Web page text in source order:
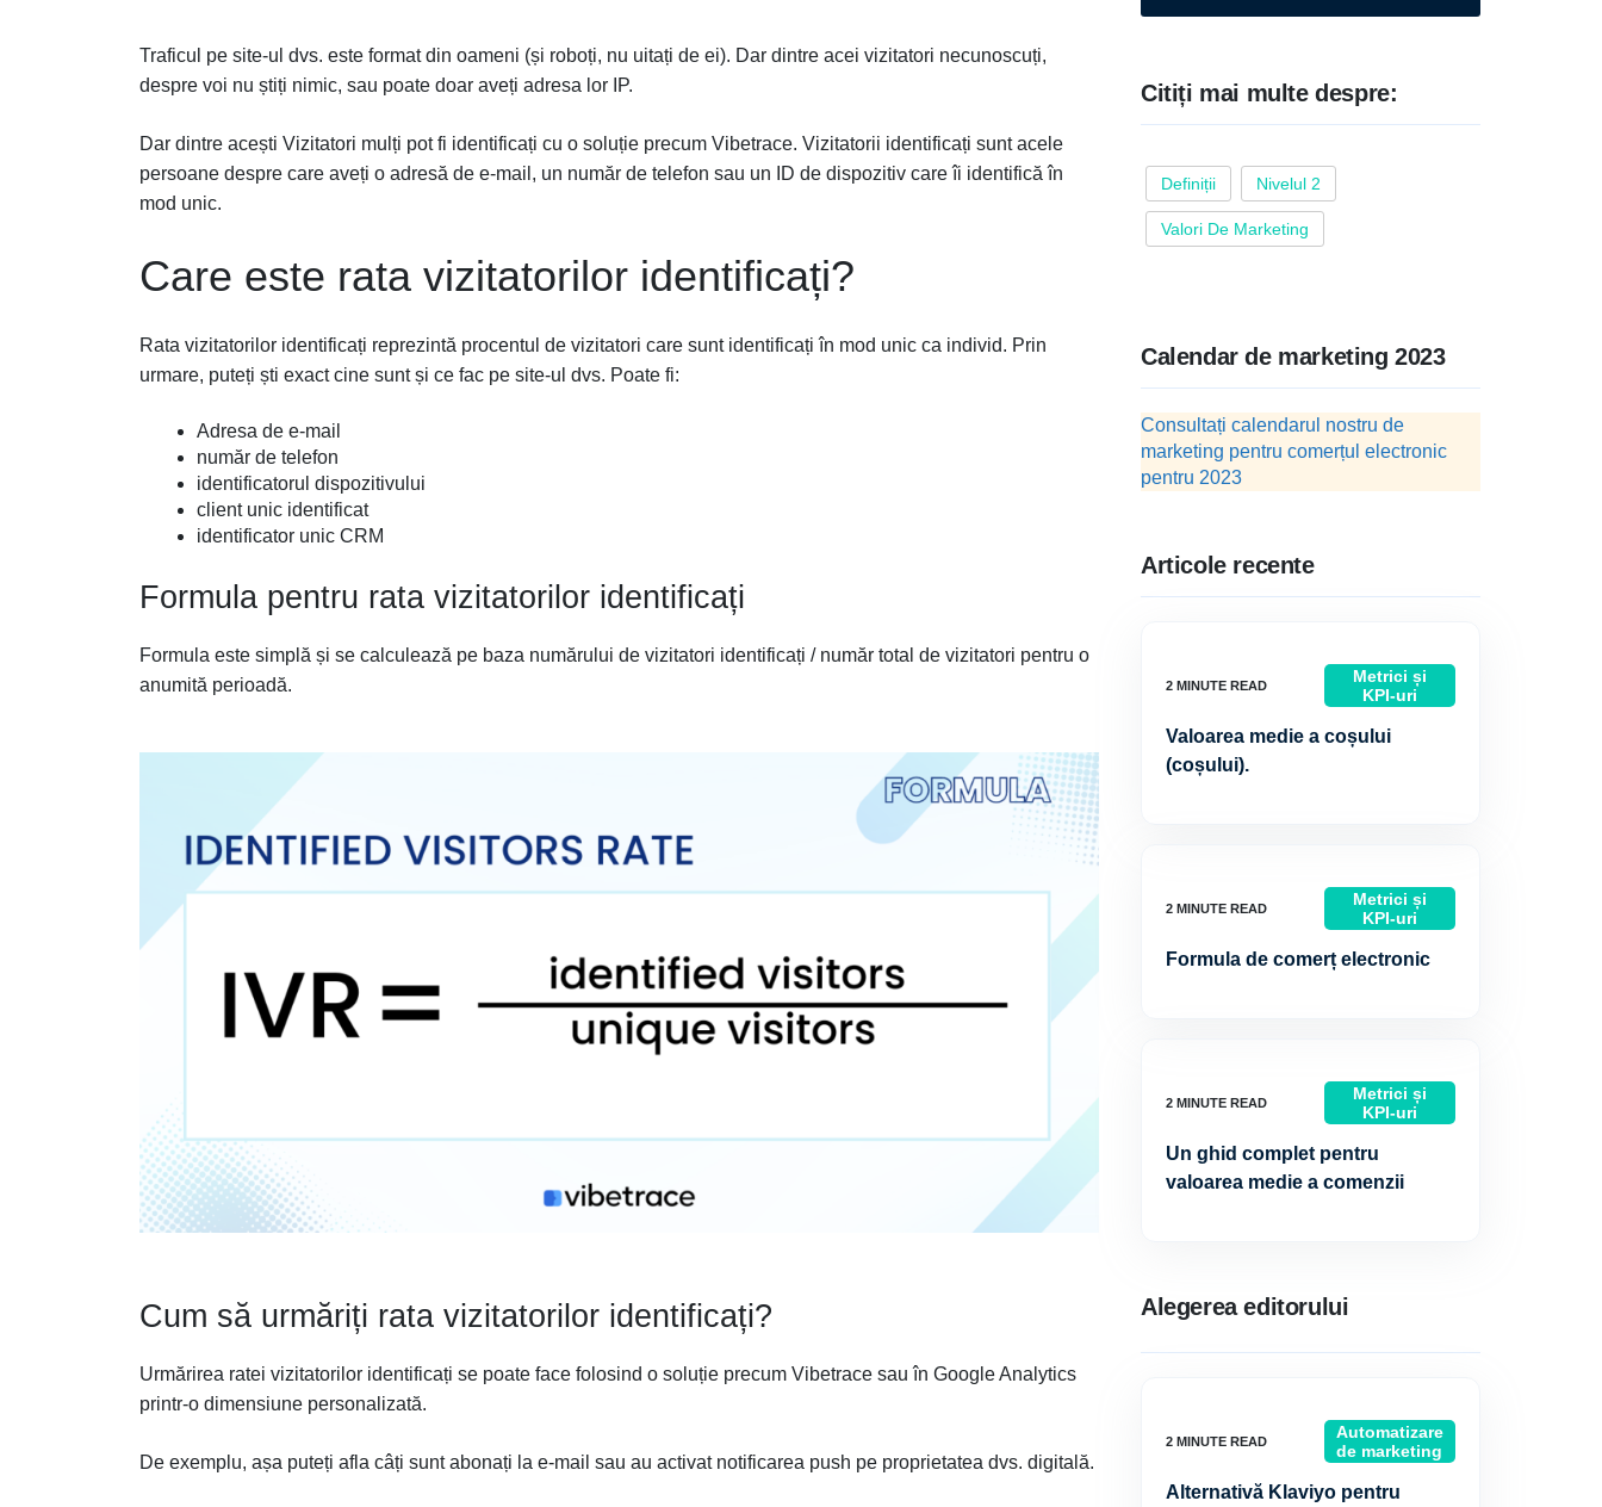
Traficul pe site-ul dvs. este format din oameni (și roboți, nu uitați de ei). Dar dintre acei vizitatori necunoscuți,
despre voi nu știți nimic, sau poate doar aveți adresa lor IP.
Dar dintre acești Vizitatori mulți pot fi identificați cu o soluție precum Vibetrace. Vizitatorii identificați sunt acele
persoane despre care aveți o adresă de e-mail, un număr de telefon sau un ID de dispozitiv care îi identifică în
mod unic.
Care este rata vizitatorilor identificați?
Rata vizitatorilor identificați reprezintă procentul de vizitatori care sunt identificați în mod unic ca individ. Prin
urmare, puteți ști exact cine sunt și ce fac pe site-ul dvs. Poate fi:
Adresa de e-mail
număr de telefon
identificatorul dispozitivului
client unic identificat
identificator unic CRM
Formula pentru rata vizitatorilor identificați
Formula este simplă și se calculează pe baza numărului de vizitatori identificați / număr total de vizitatori pentru o
anumită perioadă.
Cum să urmăriți rata vizitatorilor identificați?
Urmărirea ratei vizitatorilor identificați se poate face folosind o soluție precum Vibetrace sau în Google Analytics
printr-o dimensiune personalizată.
De exemplu, așa puteți afla câți sunt abonați la e-mail sau au activat notificarea push pe proprietatea dvs. digitală.
Citiți mai multe despre:
Definiții Nivelul 2
Valori De Marketing
Calendar de marketing 2023
Consultați calendarul nostru de
marketing pentru comerțul electronic
pentru 2023
Articole recente
Metrici și
KPI-uri
Valoarea medie a coșului
(coșului).
Metrici și
KPI-uri
Formula de comerț electronic
Metrici și
KPI-uri
Un ghid complet pentru
valoarea medie a comenzii
Alegerea editorului
Automatizare
de marketing
Alternativă Klaviyo pentru